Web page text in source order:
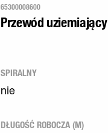
65300008600
Przewód uziemiający
SPIRALNY
nie
DŁUGOŚĆ ROBOCZA (M)